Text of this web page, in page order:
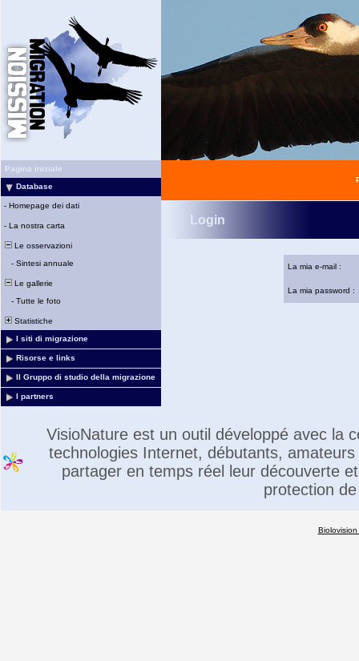
Pagina iniziale
Database
- Homepage dei dati
- La nostra carta
Le osservazioni
- Sintesi annuale
Le gallerie
- Tutte le foto
Statistiche
I siti di migrazione
Risorse e links
Il Gruppo di studio della migrazione
I partners
Login
La mia e-mail :
La mia password :
VisioNature est un outil développé avec la
technologies Internet, débutants,
partager en temps réel leur découverte
protection
Biolovision